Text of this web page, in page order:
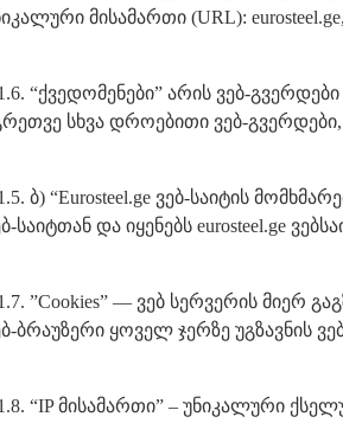
მისამართი (URL):
“ქვედომენები” არის ვებ-
სხვა დროებითი ვებ-
ბ) “Eurosteel.ge ვებ-საიტის
საიტთან და იყენებს eurosteel.ge
”Cookies” — ვებ სერვერის მიერ
ბრაუზერი ყოველ ჯერზე უგზავნის
“IP მისამართი” – უნიკალური